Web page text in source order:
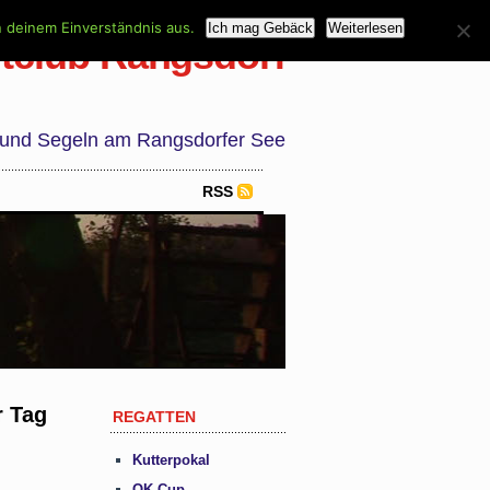
Rangsdorf
Segeln am Rangsdorfer See
RSS
Tag
REGATTEN
Kutterpokal
Einverständnis aus. Ich mag Gebäck Weiterlesen